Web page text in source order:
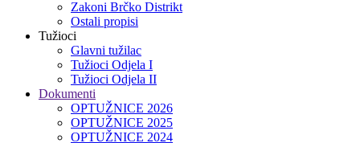
Zakoni Brčko Distrikt
Ostali propisi
Tužioci
Glavni tužilac
Tužioci Odjela I
Tužioci Odjela II
Dokumenti
OPTUŽNICE 2026
OPTUŽNICE 2025
OPTUŽNICE 2024